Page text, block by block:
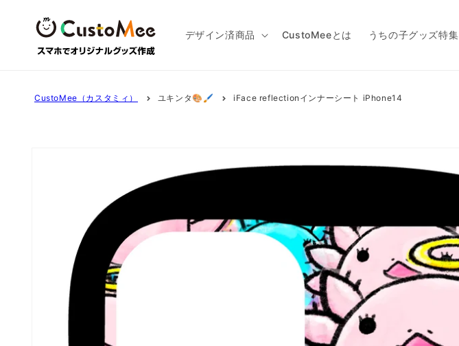
ンツに
進む
デザイン済商品 CustoMeeとは うちの子グッズ特集
CustoMee（カスタミィ） ユキンタ🎨🖌 iFace reflectionインナーシート iPhone14